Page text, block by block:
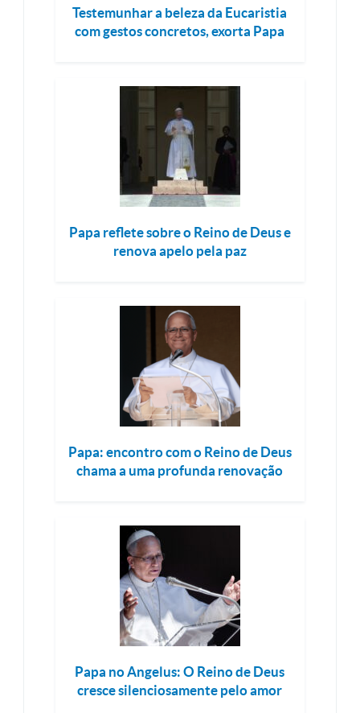
Testemunhar a beleza da Eucaristia
com gestos concretos, exorta Papa
Papa reflete sobre o Reino de Deus e
renova apelo pela paz
Papa: encontro com o Reino de Deus
chama a uma profunda renovação
Papa no Angelus: O Reino de Deus
cresce silenciosamente pelo amor